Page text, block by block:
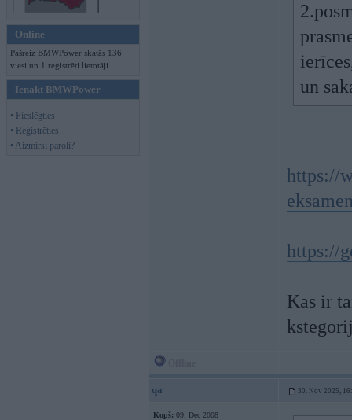
Online
Pašreiz BMWPower skatās 136
viesi un 1 reģistrēti lietotāji.
Ienākt BMWPower
• Pieslēgties
• Reģistrēties
• Aizmirsi paroli?
un
https://
https://
Kas ir
qa 30. Nov 2025,
Kopš: 09. Dec 2008